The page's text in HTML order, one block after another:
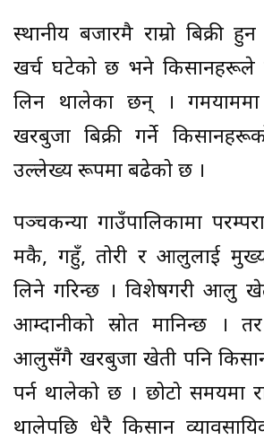
स्थानीय बजारमै राम्रो बिक्री
खर्च घटेको छ भने किसानहरूले
लिन थालेका छन् ।
खरबुजा बिक्री गर्ने
उल्लेख्य रूपमा बढेको छ ।
पञ्चकन्या गाउँपालिकामा
मकै, गहुँ, तोरी र आलुलाई
लिने गरिन्छ । विशेषगरी आलु
आम्दानीको स्रोत मानिन्छ ।
आलुसँगै खरबुजा खेती पनि
पर्न थालेको छ । छोटो समयमा
थालेपछि धेरै किसान